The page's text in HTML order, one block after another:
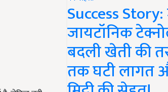
Success
जायटॉनिक
बदली खेती की
तक घटी लागत